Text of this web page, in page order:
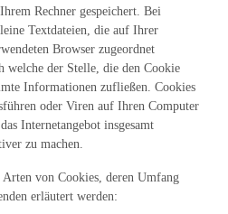
Rechner gespeichert. Bei
Textdateien, die auf Ihrer
Browser zugeordnet
welche der Stelle, die den Cookie
Informationen zufließen. Cookies
oder Viren auf Ihren Computer
Internetangebot insgesamt
zu machen.
von Cookies, deren Umfang
erläutert werden: